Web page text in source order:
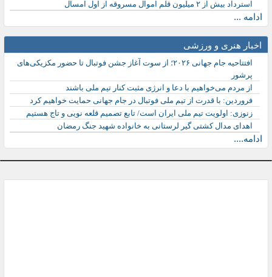
استرداد بیش از ۲ میلیون قلم اموال مسروقه از اول امسال
ادامه ...
اخبار هنری و ورزشی
افتتاحیه جام جهانی ۲۰۲۶؛ از سوت آغاز جشن فوتبال تا حضور مکزیکی‌های
پرشور
از مردم می‌خواهیم با دعا و انرژی مثبت کنار تیم ملی باشند
فروردین: با قدرت از تیم ملی فوتبال در جام جهانی حمایت خواهیم کرد
زنوزی: اولویت تیم ملی ایران است/ تابع تصمیم قلعه نویی و تاج هستیم
اهدای مدال کشتی گیر لرستانی به خانواده شهید جنگ رمضان
ادامه....